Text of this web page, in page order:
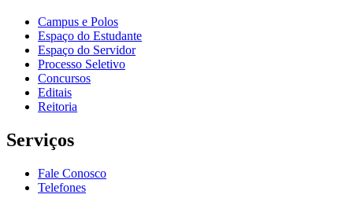
Campus e Polos
Espaço do Estudante
Espaço do Servidor
Processo Seletivo
Concursos
Editais
Reitoria
Serviços
Fale Conosco
Telefones